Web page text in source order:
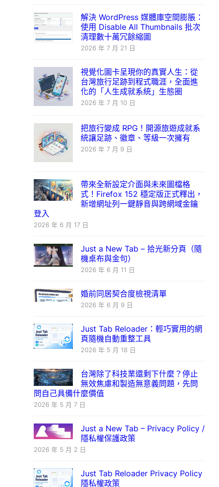
解決 WordPress 媒體庫空間膨脹：
使用 Disable All Thumbnails 批次
清理數十萬冗餘縮圖
2026 年 7 月 21 日
視覺化圖卡呈現你的真實人生：從
台灣旅行足跡到程式職涯，全面進
化的「人生成就系統」生態圈
2026 年 7 月 10 日
把旅行變成 RPG！開源旅遊成就系
統讓足跡、徽章、等級一次擁有
2026 年 7 月 9 日
帶來全新設定介面與未來圖檔格
式！Firefox 152 穩定版正式釋出，
新增網址列一鍵靜音與跨網域金鑰
登入
2026 年 6 月 17 日
Just a New Tab – 拾光新分頁（隨
機桌布與金句）
2026 年 6 月 11 日
婚前同居契合度檢視清單
2026 年 6 月 9 日
Just Tab Reloader：輕巧實用的網
頁隨機自動重整工具
2026 年 5 月 18 日
台灣除了科技業還剩下什麼？停止
無效焦慮和製造無意義問題，先問
問自己具備什麼價值
2026 年 5 月 7 日
Just a New Tab – Privacy Policy /
隱私權保護政策
2026 年 5 月 2 日
Just Tab Reloader Privacy Policy
隱私權政策